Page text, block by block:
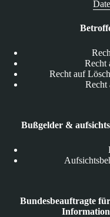
Recht
Recht auf
Recht
Bußgelder &
Bundesbeauftragte